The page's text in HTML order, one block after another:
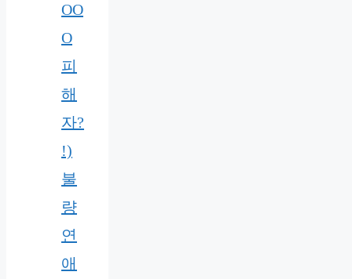
OO
O
피
해
자?
!)
불
량
연
애